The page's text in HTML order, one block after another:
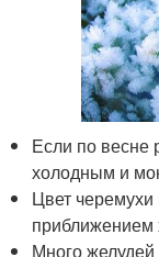
Если по весне
холодным и
Цвет
приближением
Много